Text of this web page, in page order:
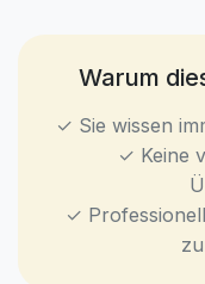
Warum
✓ Sie wissen
✓ Keine
✓